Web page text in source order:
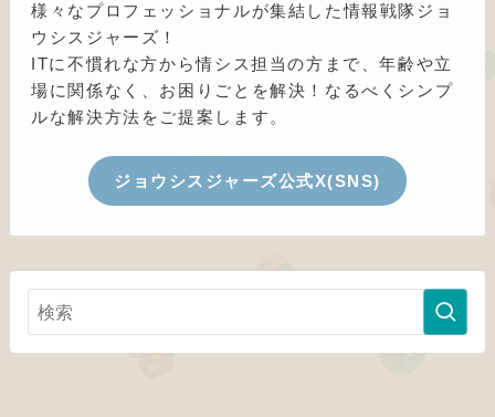
様々なプロフェッショナルが集結した情報戦隊ジョ
ウシスジャーズ！
ITに不慣れな方から情シス担当の方まで、年齢や立
場に関係なく、お困りごとを解決！なるべくシンプ
ルな解決方法をご提案します。
ジョウシスジャーズ公式X(SNS)